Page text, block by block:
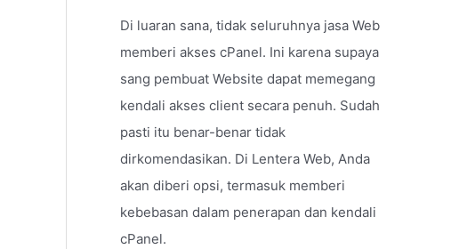
Di luaran sana, tidak seluruhnya jasa Web
memberi akses cPanel. Ini karena supaya
sang pembuat Website dapat memegang
kendali akses client secara penuh. Sudah
pasti itu benar-benar tidak
dirkomendasikan. Di Lentera Web, Anda
akan diberi opsi, termasuk memberi
kebebasan dalam penerapan dan kendali
cPanel.